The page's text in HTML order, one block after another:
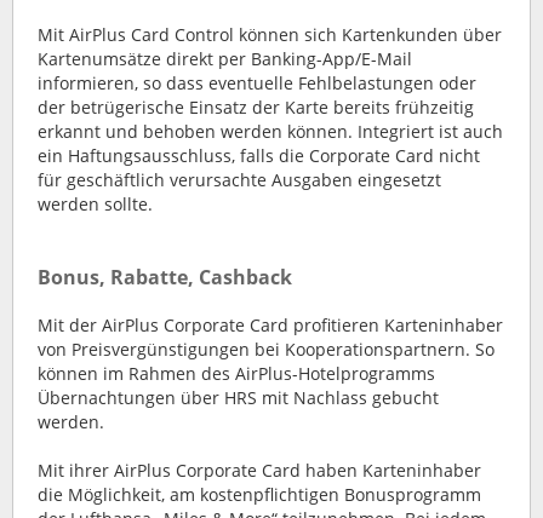
Mit AirPlus Card Control können sich Kartenkunden über
Kartenumsätze direkt per Banking-App/E-Mail
informieren, so dass eventuelle Fehlbelastungen oder
der betrügerische Einsatz der Karte bereits frühzeitig
erkannt und behoben werden können. Integriert ist auch
ein Haftungsausschluss, falls die Corporate Card nicht
für geschäftlich verursachte Ausgaben eingesetzt
werden sollte.
Bonus, Rabatte, Cashback
Mit der AirPlus Corporate Card profitieren Karteninhaber
von Preisvergünstigungen bei Kooperationspartnern. So
können im Rahmen des AirPlus-Hotelprogramms
Übernachtungen über HRS mit Nachlass gebucht
werden.
Mit ihrer AirPlus Corporate Card haben Karteninhaber
die Möglichkeit, am kostenpflichtigen Bonusprogramm